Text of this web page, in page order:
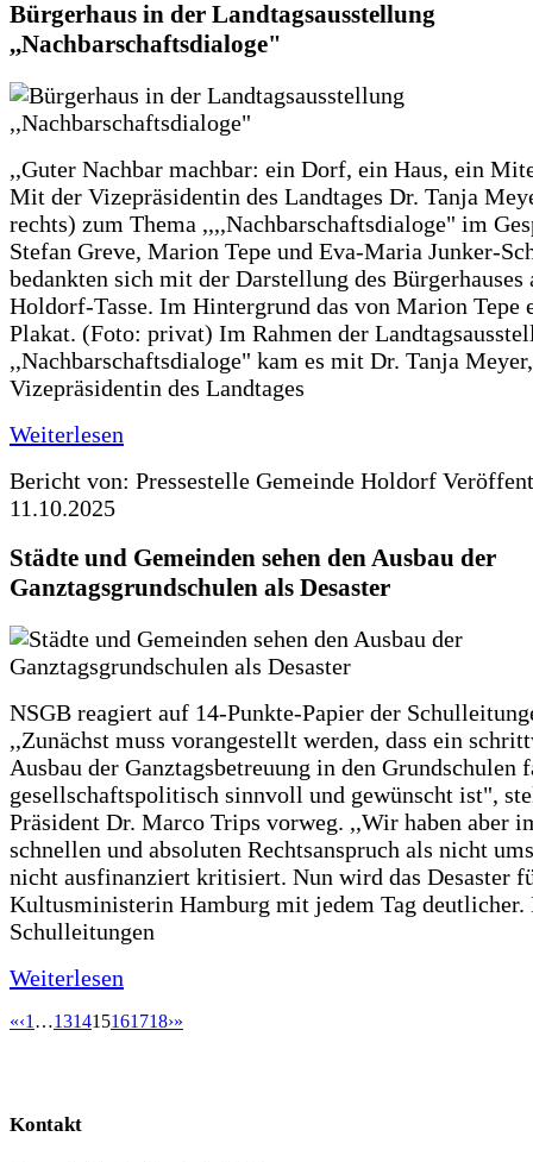
Bürgerhaus in der Landtagsausstellung
,,Nachbarschaftsdialoge"
,,Guter Nachbar machbar: ein Dorf, ein Haus, ein
Mit der Vizepräsidentin des Landtages Dr. Tanja
rechts) zum Thema ,,,,Nachbarschaftsdialoge" im
Stefan Greve, Marion Tepe und Eva-Maria Junker-
bedankten sich mit der Darstellung des Bürgerhauses
Holdorf-Tasse. Im Hintergrund das von Marion Tepe
Plakat. (Foto: privat) Im Rahmen der
,,Nachbarschaftsdialoge" kam es mit Dr. Tanja Meyer,
Vizepräsidentin des Landtages
Weiterlesen
Bericht von: Pressestelle Gemeinde Holdorf
11.10.2025
Städte und Gemeinden sehen den Ausbau der
Ganztagsgrundschulen als Desaster
NSGB reagiert auf 14-Punkte-Papier der
,,Zunächst muss vorangestellt werden, dass ein
Ausbau der Ganztagsbetreuung in den Grundschulen
gesellschaftspolitisch sinnvoll und gewünscht ist",
Präsident Dr. Marco Trips vorweg. ,,Wir haben aber
schnellen und absoluten Rechtsanspruch als nicht
nicht ausfinanziert kritisiert. Nun wird das Desaster
Kultusministerin Hamburg mit jedem Tag deutlicher.
Schulleitungen
Weiterlesen
«‹1 …131415161718›»
Kontakt